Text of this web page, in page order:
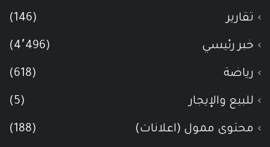
تقارير (146)
خبر رئيسي (4٬496)
رياضة (618)
للبيع والإيجار (5)
محتوى ممول (اعلانات) (188)